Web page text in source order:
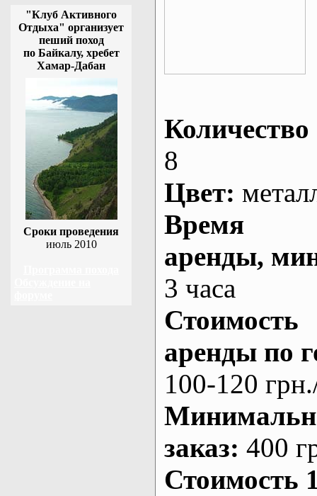
"Клуб Активного
Отдыха" организует
пеший поход
по Байкалу, хребет
Хамар-Дабан
Сроки проведения
июль 2010
Количество
8
Цвет:
Время
аренды,
3 часа
Стоимость
аренды по
100-120
заказ: 400
Стоимость